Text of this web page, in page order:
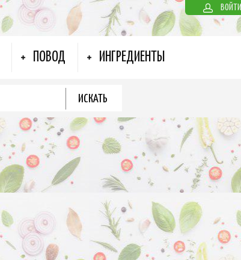
ВОЙТИ
ПОВОД ИНГРЕДИЕНТЫ